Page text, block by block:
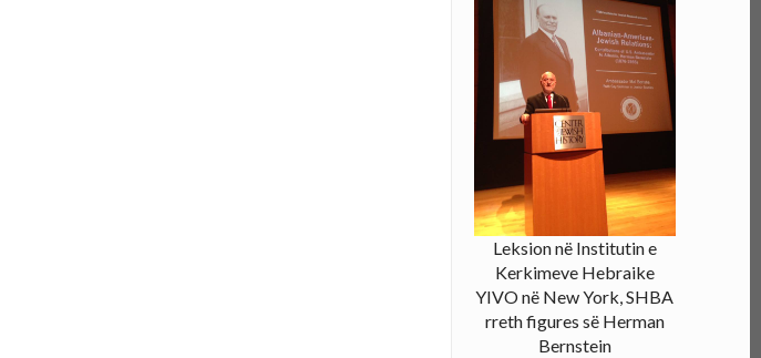
Leksion në Institutin e
Kerkimeve Hebraike
YIVO në New York, SHBA
rreth figures së Herman
Bernstein